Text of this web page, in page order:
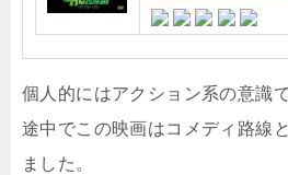
個人的にはアクション系の意識
途中でこの映画はコメディ路線
ました。